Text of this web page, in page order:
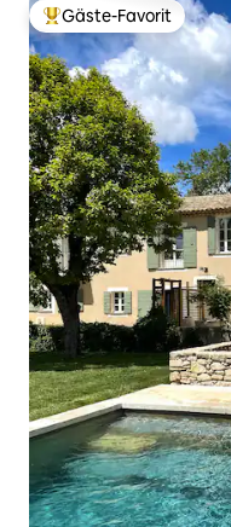
Beliebter Gäste-Favorit.
Gäste-Favorit